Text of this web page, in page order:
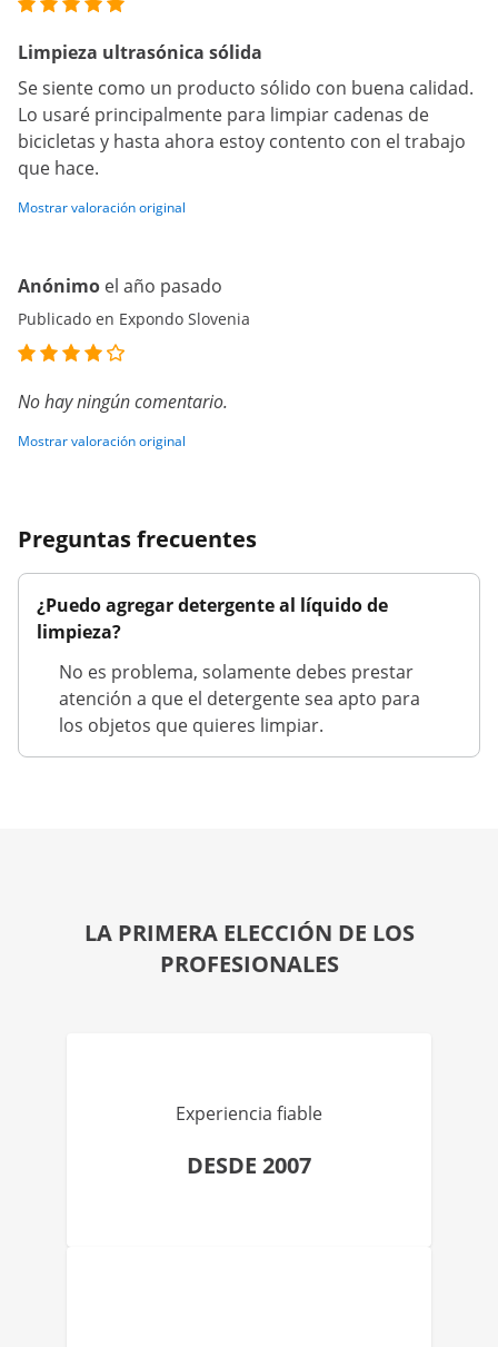
Limpieza ultrasónica sólida
Se siente como un producto sólido con buena calidad.
Lo usaré principalmente para limpiar cadenas de
bicicletas y hasta ahora estoy contento con el trabajo
que hace.
Mostrar valoración original
Anónimo el año pasado
Publicado en Expondo Slovenia
No hay ningún comentario.
Mostrar valoración original
Preguntas frecuentes
¿Puedo agregar detergente al líquido de
limpieza?
No es problema, solamente debes prestar
atención a que el detergente sea apto para
los objetos que quieres limpiar.
LA PRIMERA ELECCIÓN DE LOS
PROFESIONALES
Experiencia fiable
DESDE 2007